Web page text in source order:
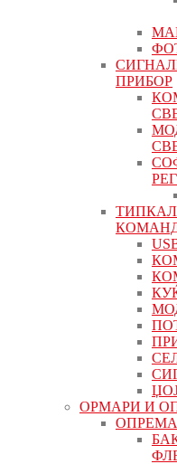
ПРИБОР
ОРМАРИ И